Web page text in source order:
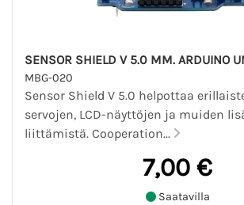
SENSOR SHIELD V 5.0 MM. ARDUINO
MBG-020
Sensor Shield V 5.0 helpottaa
servojen, LCD-näyttöjen ja muiden
liittämistä. Cooperation...
7,00 €
Saatavilla